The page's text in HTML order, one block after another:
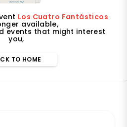
Los Cuatro Fantásticos
available,
events that might interest
you,
TO HOME